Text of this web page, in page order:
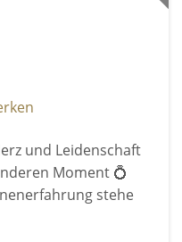
und Leidenschaft
Moment 💍
stehe